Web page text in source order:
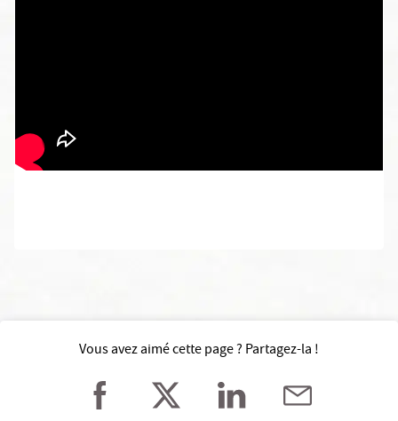
Vous avez aimé cette page ? Partagez-la !